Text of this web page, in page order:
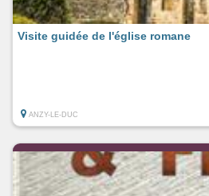
Visite guidée de l'église romane
ANZY-LE-DUC